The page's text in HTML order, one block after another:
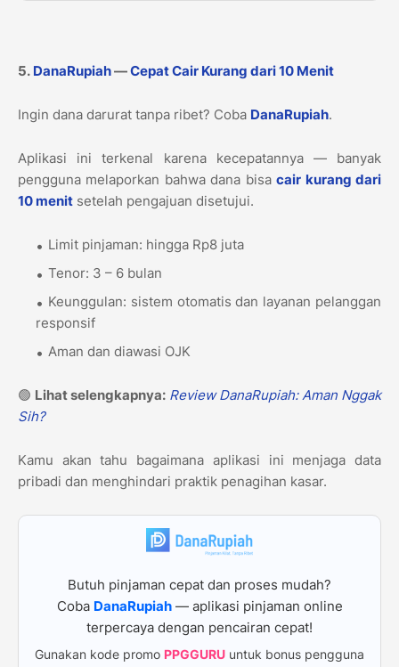
5. DanaRupiah—Cepat Cair Kurang dari 10 Menit
Ingin dana darurat tanpa ribet? Coba DanaRupiah.
Aplikasi ini terkenal karena kecepatannya — banyak
pengguna melaporkan bahwa dana bisacair kurang dari
10 menit setelah pengajuan disetujui.
Limit pinjaman: hingga Rp8 juta
Tenor: 3 – 6 bulan
Keunggulan: sistem otomatis dan layanan pelanggan
responsif
Aman dan diawasi OJK
🟢 Lihat selengkapnya: Review DanaRupiah: Aman Nggak
Sih?
Kamu akan tahu bagaimana aplikasi ini menjaga data
pribadi dan menghindari praktik penagihan kasar.
Butuh pinjaman cepat dan proses mudah?
Coba DanaRupiah— aplikasi pinjaman online
terpercaya dengan pencairan cepat!
Gunakan kode promo PPGGURU untuk bonus pengguna